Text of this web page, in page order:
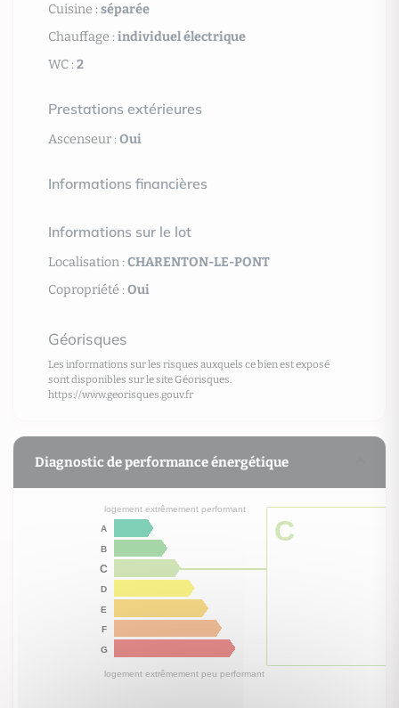
Cuisine :séparée
Chauffage :individuel électrique
WC :2
Prestations extérieures
Ascenseur :Oui
Informations financières
Informations sur le lot
Localisation :CHARENTON-LE-PONT
Copropriété :Oui
Géorisques
Les informations sur les risques auxquels ce bien est exposé
sont disponibles sur le site Géorisques.
https://www.georisques.gouv.fr
Diagnostic de performance énergétique